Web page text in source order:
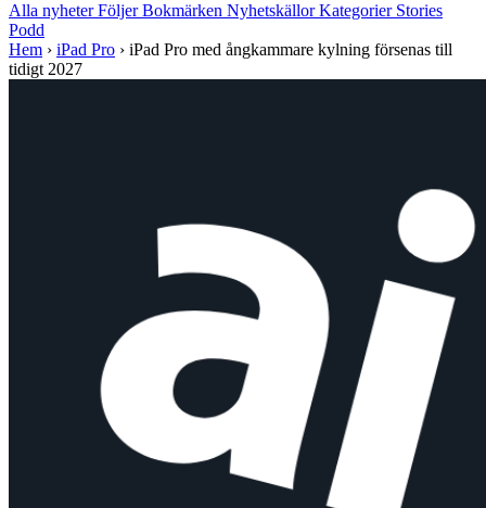
Alla nyheterFöljerBokmärken NyhetskällorKategorier Stories
Podd
Hem › iPad Pro › iPad Pro med ångkammare kylning försenas till
tidigt 2027